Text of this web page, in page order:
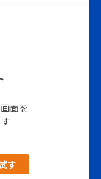
面を
す